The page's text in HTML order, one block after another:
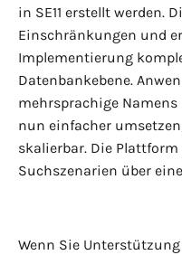
in SE11 erstellt werden.
Einschränkungen und
Implementierung
Datenbankebene.
mehrsprachige
nun einfacher
skalierbar. Die
Suchszenarien über
Wenn Sie